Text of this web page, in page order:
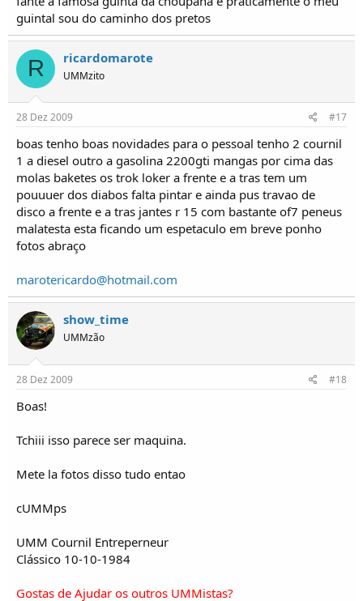
guintal sou do caminho dos pretos
R ricardomarote
UMMzito
28 Dez 2009 #17
boas tenho boas novidades para o pessoal tenho 2 cournil
1 a diesel outro a gasolina 2200gti mangas por cima das
molas baketes os trok loker a frente e a tras tem um
pouuuer dos diabos falta pintar e ainda pus travao de
disco a frente e a tras jantes r 15 com bastante of7 peneus
malatesta esta ficando um espetaculo em breve ponho
fotos abraço
marotericardo@hotmail.com
show_time
UMMzão
28 Dez 2009 #18
Boas!
Tchiii isso parece ser maquina.
Mete la fotos disso tudo entao
cUMMps
UMM Cournil Entreperneur
Clássico 10-10-1984
Gostas de Ajudar os outros UMMistas?